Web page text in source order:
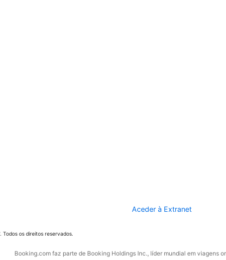
Aceder à Extranet
os direitos reservados.
Booking.com faz parte de Booking Holdings Inc., líder mundial em viagens